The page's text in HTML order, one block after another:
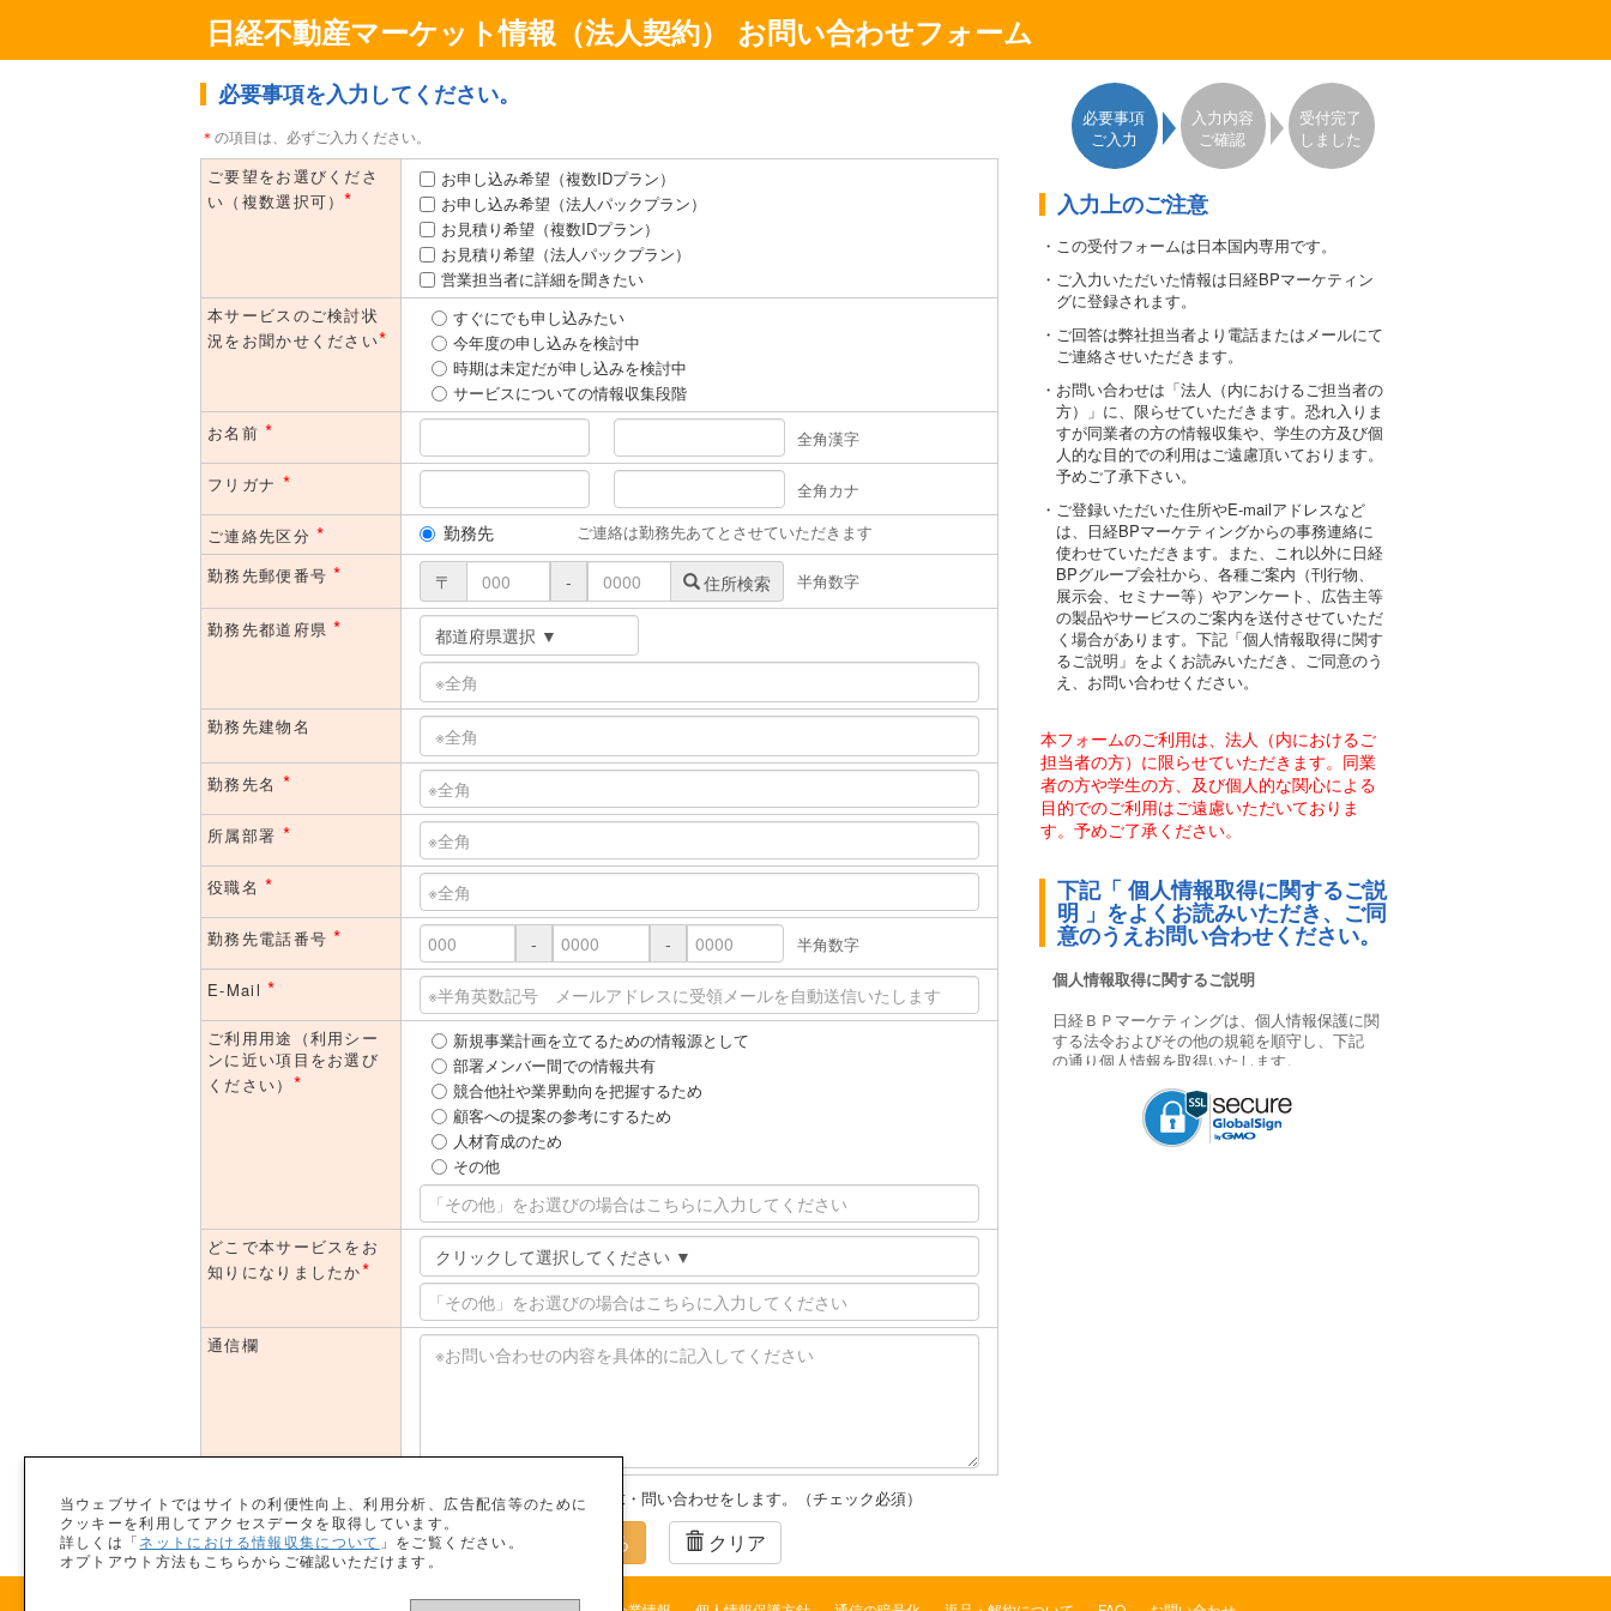
日経不動産マーケット情報（法人契約） お問い合わせフォーム
必要事項
ご入力
入力内容
ご確認
受付完了
しました
入力上のご注意
・この受付フォームは日本国内専用です。
・ご入力いただいた情報は日経BPマーケティン
グに登録されます。
・ご回答は弊社担当者より電話またはメールにて
ご連絡させいただきます。
・お問い合わせは「法人（内におけるご担当者の
方）」に、限らせていただきます。恐れ入りま
すが同業者の方の情報収集や、学生の方及び個
人的な目的での利用はご遠慮頂いております。
予めご了承下さい。
・ご登録いただいた住所やE-mailアドレスなど
は、日経BPマーケティングからの事務連絡に
使わせていただきます。また、これ以外に日経
BPグループ会社から、各種ご案内（刊行物、
展示会、セミナー等）やアンケート、広告主等
の製品やサービスのご案内を送付させていただ
く場合があります。下記「個人情報取得に関す
るご説明」をよくお読みいただき、ご同意のう
え、お問い合わせください。
本フォームのご利用は、法人（内におけるご
担当者の方）に限らせていただきます。同業
者の方や学生の方、及び個人的な関心による
目的でのご利用はご遠慮いただいておりま
す。予めご了承ください。
下記「 個人情報取得に関するご説
明 」をよくお読みいただき、ご同
意のうえお問い合わせください。
必要事項を入力してください。
＊の項目は、必ずご入力ください。
ご要望をお選びくださ
い（複数選択可）*
お申し込み希望（複数IDプラン）
お申し込み希望（法人パックプラン）
お見積り希望（複数IDプラン）
お見積り希望（法人パックプラン）
営業担当者に詳細を聞きたい
本サービスのご検討状
況をお聞かせください*
すぐにでも申し込みたい
今年度の申し込みを検討中
時期は未定だが申し込みを検討中
サービスについての情報収集段階
お名前* 全角漢字
フリガナ * 全角カナ
ご連絡先区分* 勤務先
ご連絡は勤務先あてとさせていただきます
勤務先郵便番号* 〒 - 住所検索 半角数字
勤務先都道府県*
勤務先建物名
勤務先名 *
所属部署 *
役職名*
勤務先電話番号* - - 半角数字
E-Mail*
ご利用用途（利用シー
ンに近い項目をお選び
ください） *
新規事業計画を立てるための情報源として
部署メンバー間での情報共有
競合他社や業界動向を把握するため
顧客への提案の参考にするため
人材育成のため
その他
どこで本サービスをお
知りになりましたか*
通信欄
「個人情報取得に関するご説明」に同意のうえ資料請求・問い合わせをします。（チェック必須）
入力内容を確認する クリア
当ウェブサイトではサイトの利便性向上、利用分析、広告配信等のために
クッキーを利用してアクセスデータを取得しています。
詳しくは「ネットにおける情報収集について 」をご覧ください。
オプトアウト方法もこちらからご確認いただけます。